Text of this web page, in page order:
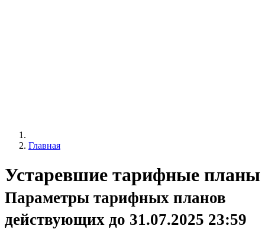
Главная
Устаревшие тарифные планы
Параметры тарифных планов
действующих до 31.07.2025 23:59